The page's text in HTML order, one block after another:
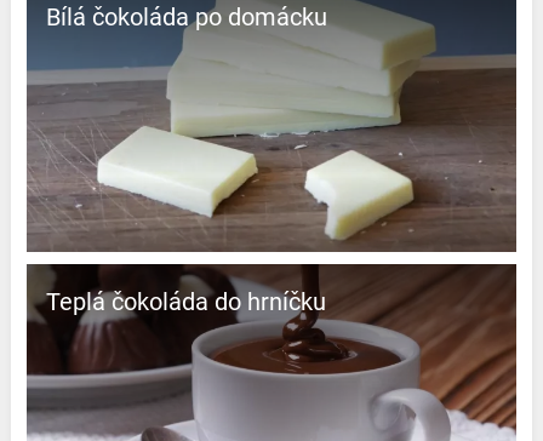
Bílá čokoláda po domácku
Teplá čokoláda do hrníčku